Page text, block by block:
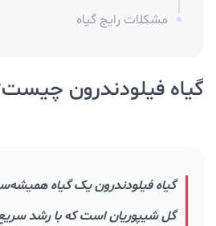
مشکلات رایج گیاه
گیاه فیلودندرون
گیاه فیلودندرون یک گیاه
گل شیپوریان است که با رشد